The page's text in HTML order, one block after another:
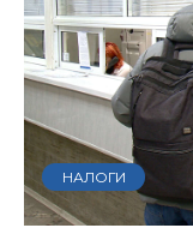
НАЛОГИ